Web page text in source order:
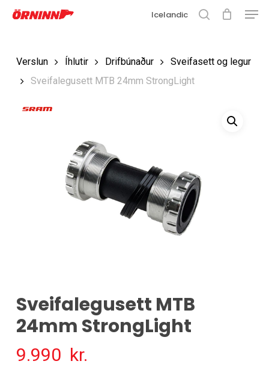
Fara
Loka
Icelandic
Verslun Íhlutir Drifbúnaður
Sveifasett og legur
Sveifalegusett MTB 24mm StrongLight
Sveifalegusett MTB
24mm StrongLight
9.990 kr.